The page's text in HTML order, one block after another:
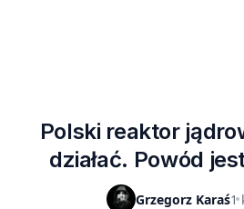
Polski reaktor
działać. Powód
Grzegorz Karaś1